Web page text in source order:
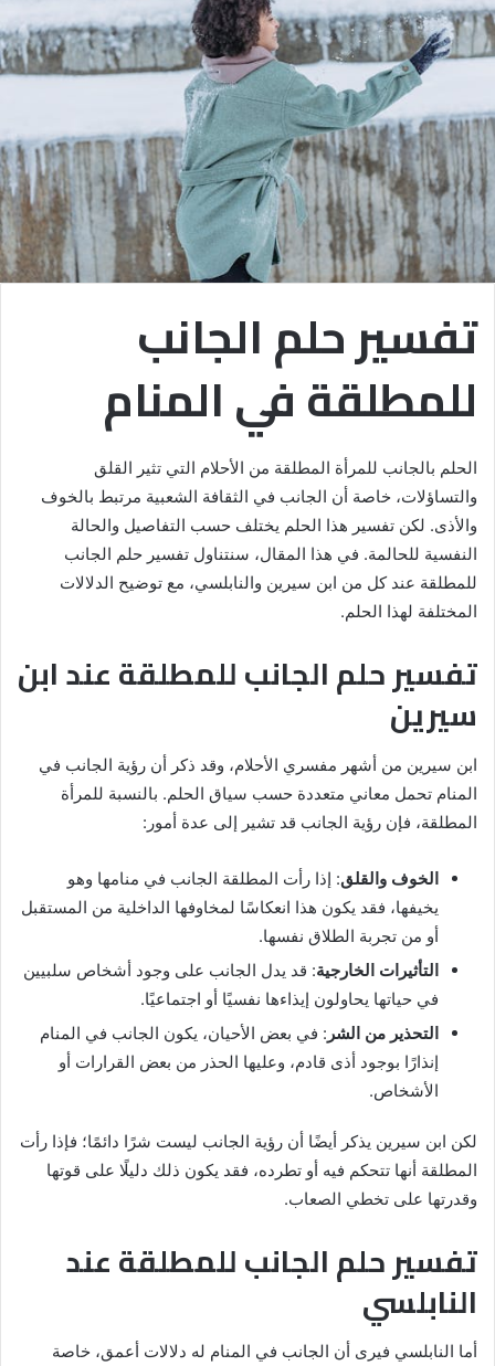
تفسير حلم الجانب
للمطلقة في المنام
الحلم بالجانب للمرأة المطلقة من الأحلام التي تثير القلق
والتساؤلات، خاصة أن الجانب في الثقافة الشعبية مرتبط بالخوف
والأذى. لكن تفسير هذا الحلم يختلف حسب التفاصيل والحالة
النفسية للحالمة. في هذا المقال، سنتناول تفسير حلم الجانب
للمطلقة عند كل من ابن سيرين والنابلسي، مع توضيح الدلالات
المختلفة لهذا الحلم.
تفسير حلم الجانب للمطلقة عند ابن
سيرين
ابن سيرين من أشهر مفسري الأحلام، وقد ذكر أن رؤية الجانب في
المنام تحمل معاني متعددة حسب سياق الحلم. بالنسبة للمرأة
المطلقة، فإن رؤية الجانب قد تشير إلى عدة أمور:
الخوف والقلق: إذا رأت المطلقة الجانب في منامها وهو
يخيفها، فقد يكون هذا انعكاسًا لمخاوفها الداخلية من المستقبل
أو من تجربة الطلاق نفسها.
التأثيرات الخارجية: قد يدل الجانب على وجود أشخاص سلبيين
في حياتها يحاولون إيذاءها نفسيًا أو اجتماعيًا.
التحذير من الشر : في بعض الأحيان، يكون الجانب في المنام
إنذارًا بوجود أذى قادم، وعليها الحذر من بعض القرارات أو
الأشخاص.
لكن ابن سيرين يذكر أيضًا أن رؤية الجانب ليست شرًا دائمًا؛ فإذا رأت
المطلقة أنها تتحكم فيه أو تطرده، فقد يكون ذلك دليلًا على قوتها
وقدرتها على تخطي الصعاب.
تفسير حلم الجانب للمطلقة عند
النابلسي
أما النابلسي فيرى أن الجانب في المنام له دلالات أعمق، خاصة